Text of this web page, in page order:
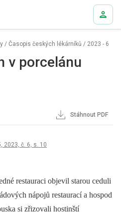
/ Časopis českých lékárníků / 2023 - 6
v porcelánu
Stáhnout PDF
2023, č. 6, s. 10
restauraci objevil starou ceduli
nápojů restaurací a hospod
si zřizovali hostinští